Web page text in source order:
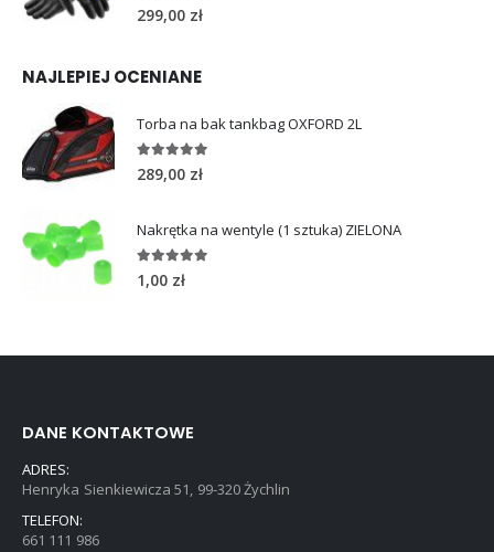
0 out of 5
299,00 zł
NAJLEPIEJ OCENIANE
Torba na bak tankbag OXFORD 2L
5.00out of 5
289,00 zł
Nakrętka na wentyle (1 sztuka) ZIELONA
5.00 out of 5
1,00 zł
DANE KONTAKTOWE
ADRES:
Henryka Sienkiewicza 51, 99-320 Żychlin
TELEFON:
661 111 986